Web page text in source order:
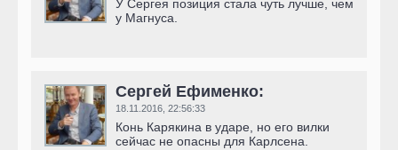
У Сергея позиция стала чуть лучше, чем
у Магнуса.
Сергей Ефименко:
18.11.2016, 22:56:33
Конь Карякина в ударе, но его вилки
сейчас не опасны для Карлсена.